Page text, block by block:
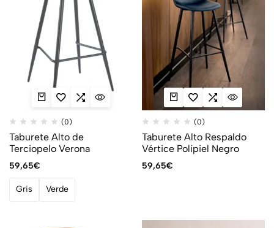
(0)
Taburete Alto de
Terciopelo Verona
59,65€
Gris Verde
(0)
Taburete Alto Respaldo
Vértice Polipiel Negro
59,65€